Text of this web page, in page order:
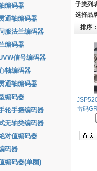
编码器
通轴编码器
服法兰编码器
编码器
信号编码器
轴编码器
通轴编码器
编码器
轮手摇编码器
无轴类编码器
对值编码器
码器
编码器(单圈)
子类列
选择品
排序：
雷码